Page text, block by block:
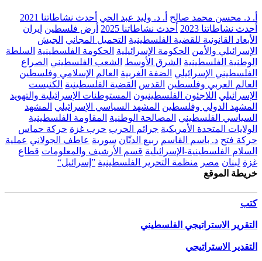
أ. د. محسن محمد صالح أ. د. وليد عبد الحي أحدث نشاطاتنا 2021
أحدث نشاطاتنا 2023
أحدث نشاطاتنا 2025 أرض فلسطين إيران
الأبعاد القانونية للقضية الفلسطينية التحميل المجاني الجيش
الإسرائيلي والأمن الحكومة الإسرائيلية الحكومة الفلسطينية السلطة
الوطنية الفلسطينية الشرق الأوسط الشعب الفلسطيني الصراع
الفلسطيني الإسرائيلي الضفة الغربية العالم الإسلامي وفلسطين
العالم العربي وفلسطين القدس القضية الفلسطينية الكنيست
الإسرائيلي اللاجئون الفلسطينيون المستوطنات الإسرائيلية والتهويد
المشهد الدولي وفلسطين المشهد السياسي الإسرائيلي المشهد
السياسي الفلسطيني المصالحة الوطنية المقاومة الفلسطينية
الولايات المتحدة الأمريكية جرائم الحرب حرب غزة حركة حماس
حركة فتح د. باسم القاسم ربيع الدنّان سورية عاطف الجولاني عملية
السلام الفلسطينية-الإسرائيلية قسم الأرشيف والمعلومات قطاع
غزة لبنان مصر منظمة التحرير الفلسطينية ”إسرائيل“
خريطة الموقع
كتب
التقرير الاستراتيجي الفلسطيني
التقدير الاستراتيجي